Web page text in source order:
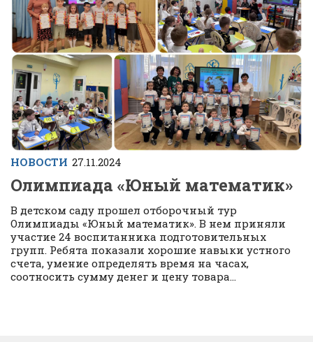
НОВОСТИ 27.11.2024
Олимпиада «Юный математик»
В детском саду прошел отборочный тур
Олимпиады «Юный математик». В нем приняли
участие 24 воспитанника подготовительных
групп. Ребята показали хорошие навыки устного
счета, умение определять время на часах,
соотносить сумму денег и цену товара...